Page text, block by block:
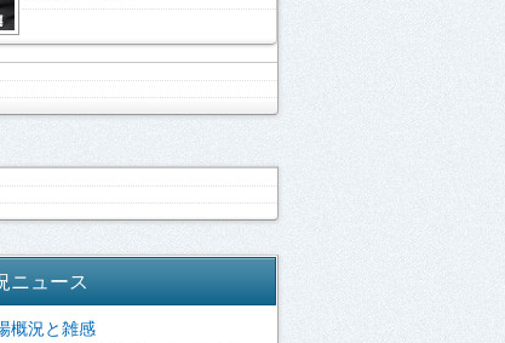
ニュース
概況と雑感